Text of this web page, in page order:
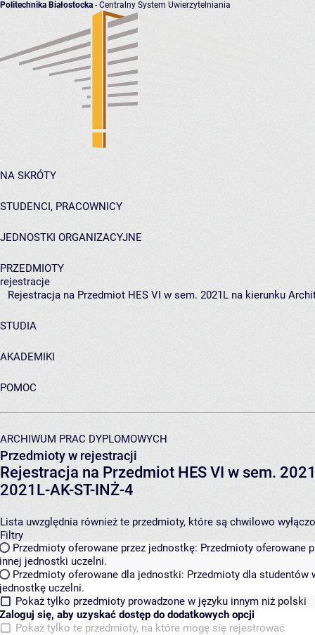
Politechnika Białostocka - Centralny System Uwierzytelniania
NA SKRÓTY
STUDENCI, PRACOWNICY
JEDNOSTKI ORGANIZACYJNE
PRZEDMIOTY
rejestracje
Rejestracja na Przedmiot HES VI w sem. 2021L na kierunku
STUDIA
AKADEMIKI
POMOC
ARCHIWUM PRAC DYPLOMOWYCH
Przedmioty w rejestracji
Rejestracja na Przedmiot HES VI w sem.
2021L-AK-ST-INŻ-4
Lista uwzględnia również te przedmioty, które są chwilowo
Filtry
Przedmioty oferowane przez jednostkę: Przedmioty oferowane
innej jednostki uczelni.
Przedmioty oferowane dla jednostki: Przedmioty dla studentów
jednostkę uczelni.
Pokaż tylko przedmioty prowadzone w języku innym niż polski
Zaloguj się, aby uzyskać dostęp do dodatkowych opcji
Pokaż tylko te przedmioty, na które mogę się rejestrować